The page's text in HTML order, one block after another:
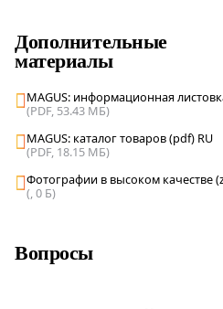
Дополнительные
материалы
MAGUS: информационная
(PDF, 53.43 МБ)
MAGUS: каталог товаров (pdf) RU
(PDF, 18.15 МБ)
Фотографии в высоком качестве
(, 0 Б)
Вопросы